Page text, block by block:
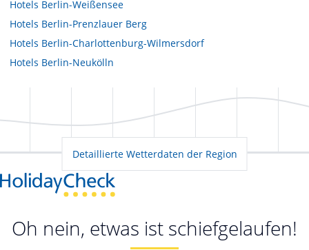
Hotels Berlin-Weißensee
Hotels Berlin-Prenzlauer Berg
Hotels Berlin-Charlottenburg-Wilmersdorf
Hotels Berlin-Neukölln
Detaillierte Wetterdaten der Region
Oh nein, etwas ist schiefgelaufen!